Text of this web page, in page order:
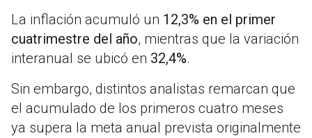
La inflación acumuló un 12,3% en el primer
cuatrimestre del año, mientras que la variación
interanual se ubicó en 32,4%.
Sin embargo, distintos analistas remarcan que
el acumulado de los primeros cuatro meses
ya supera la meta anual prevista originalmente